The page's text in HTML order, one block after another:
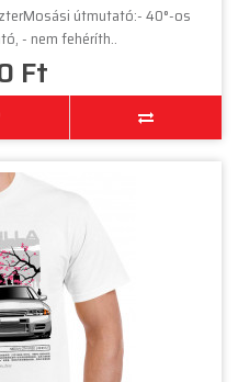
útmutató:- 40°-os
- nem fehéríth..
Ft